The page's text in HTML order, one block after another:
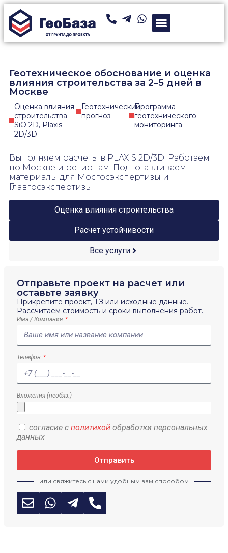
Геотехническое обоснование и оценка
влияния строительства за 2–5 дней в
Москве
Заказать геотехническое изыскание, оценку
Оценка влияния
строительства
SiO 2D, Plaxis
2D/3D
Геотехнический
прогноз
Программа
геотехнического
мониторинга
Выполняем расчеты в PLAXIS 2D/3D. Работаем
по Москве и регионам. Подготавливаем
материалы для Мосгосэкспертизы и
Главгосэкспертизы.
Оценка влияния строительства
Расчет устойчивости
Все услуги
Отправьте проект на расчет или
оставьте заявку
Прикрепите проект, ТЗ или исходные данные.
Рассчитаем стоимость и сроки выполнения работ.
Имя / Компания
Телефон
Вложения (необяз.)
согласие с политикой обработки персональных
данных
Отправить
или свяжитесь с нами удобным вам способом